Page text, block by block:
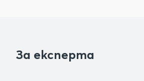
За експерта